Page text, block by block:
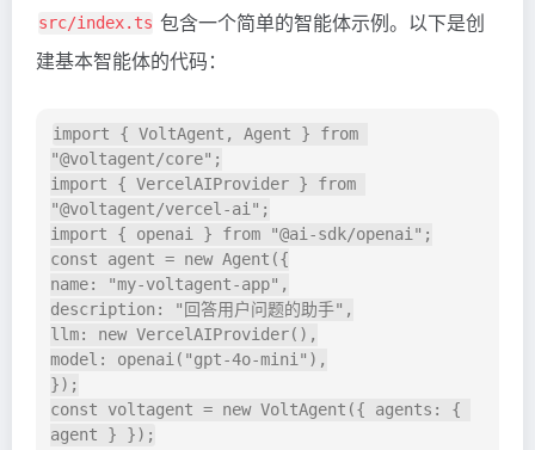
src/index.ts 包含一个简单的智能体示例。以下是创
建基本智能体的代码：
import { VoltAgent, Agent } from
"@voltagent/core";
import { VercelAIProvider } from
"@voltagent/vercel-ai";
import { openai } from "@ai-sdk/openai";
const agent = new Agent({
name: "my-voltagent-app",
description: "回答用户问题的助手",
llm: new VercelAIProvider(),
model: openai("gpt-4o-mini"),
});
const voltagent = new VoltAgent({ agents: {